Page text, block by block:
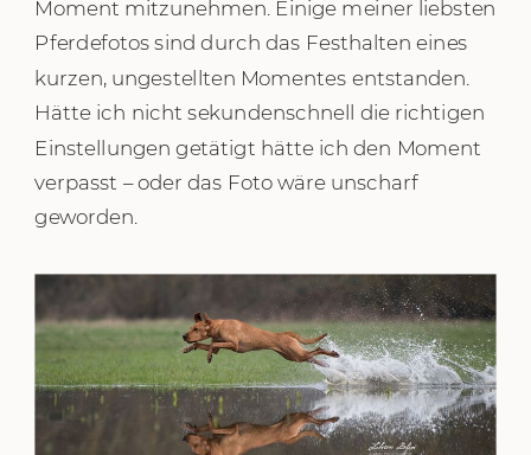
Moment mitzunehmen. Einige meiner liebsten
Pferdefotos sind durch das Festhalten eines
kurzen, ungestellten Momentes entstanden.
Hätte ich nicht sekundenschnell die richtigen
Einstellungen getätigt hätte ich den Moment
verpasst – oder das Foto wäre unscharf
geworden.